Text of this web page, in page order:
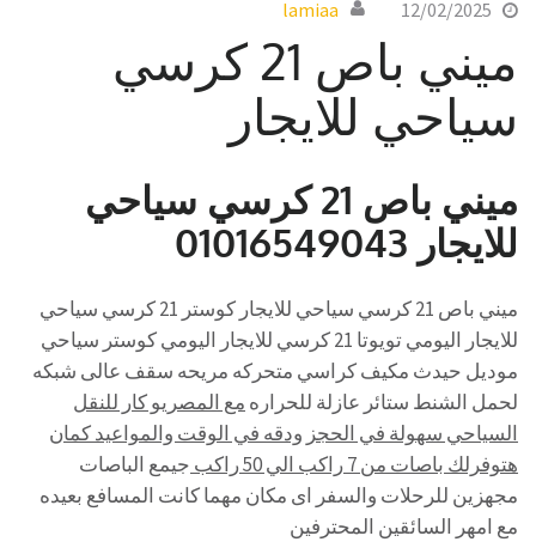
12/02/2025
lamiaa
ميني باص 21 كرسي
سياحي للايجار
ميني باص 21 كرسي سياحي
للايجار 01016549043
ميني باص 21 كرسي سياحي للايجار كوستر 21 كرسي سياحي
للايجار اليومي تويوتا 21 كرسي للايجار اليومي كوستر سياحي
موديل حيدث مكيف كراسي متحركه مريحه سقف عالى شبكه
لحمل الشنط ستائر عازلة للحراره مع المصريو كار للنقل
السياحي سهولة في الحجز ودقه في الوقت والمواعيد كمان
هتوفرلك باصات من 7 راكب الي 50 راكب
جيمع الباصات
مجهزين للرحلات والسفر اى مكان مهما كانت المسافع بعيده
مع امهر السائقين المحترفين